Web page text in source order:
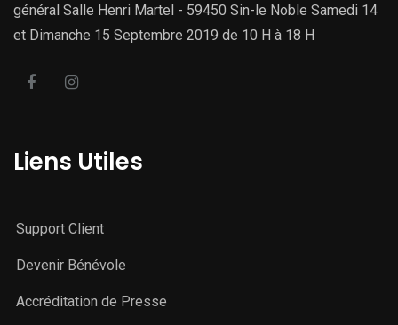
général Salle Henri Martel - 59450 Sin-le Noble Samedi 14
et Dimanche 15 Septembre 2019 de 10 H à 18 H
Liens Utiles
Support Client
Devenir Bénévole
Accréditation de Presse